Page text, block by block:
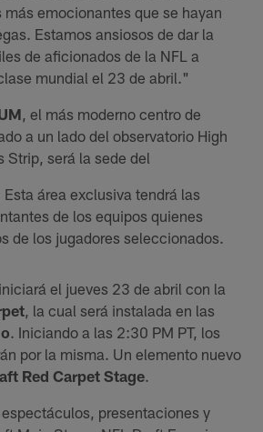
más emocionantes que se hayan
Estamos ansiosos de dar la
de aficionados de la NFL a
mundial el 23 de abril."
, el más moderno centro de
a un lado del observatorio High
Strip, será la sede del
. Esta área exclusiva tendrá las
de los equipos quienes
de los jugadores seleccionados.
el jueves 23 de abril con la
, la cual será instalada en las
. Iniciando a las 2:30 PM PT, los
por la misma. Un elemento nuevo
Red Carpet Stage
presentaciones y